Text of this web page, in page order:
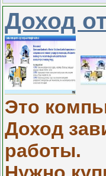
Доход
Это
Доход
работы.